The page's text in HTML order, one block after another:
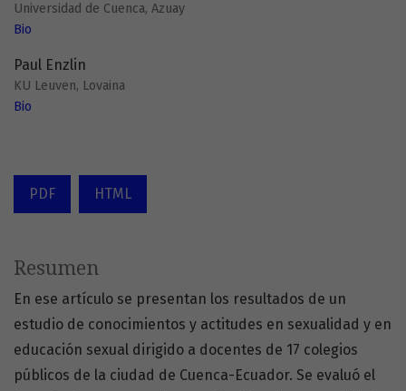
Universidad de Cuenca, Azuay
Bio
Paul Enzlin
KU Leuven, Lovaina
Bio
PDF HTML
Resumen
En ese artículo se presentan los resultados de un
estudio de conocimientos y actitudes en sexualidad y en
educación sexual dirigido a docentes de 17 colegios
públicos de la ciudad de Cuenca-Ecuador. Se evaluó el